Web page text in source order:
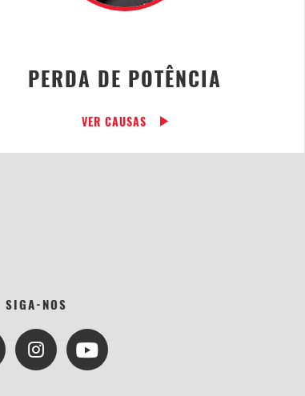
PERDA DE POTÊNCIA
VER CAUSAS
SIGA-NOS